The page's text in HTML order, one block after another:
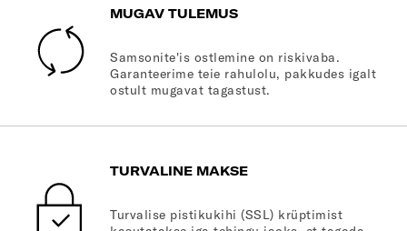
MUGAV TULEMUS
Samsonite'is ostlemine on riskivaba.
Garanteerime teie rahulolu, pakkudes igalt
ostult mugavat tagastust.
TURVALINE MAKSE
Turvalise pistikukihi (SSL) krüptimist